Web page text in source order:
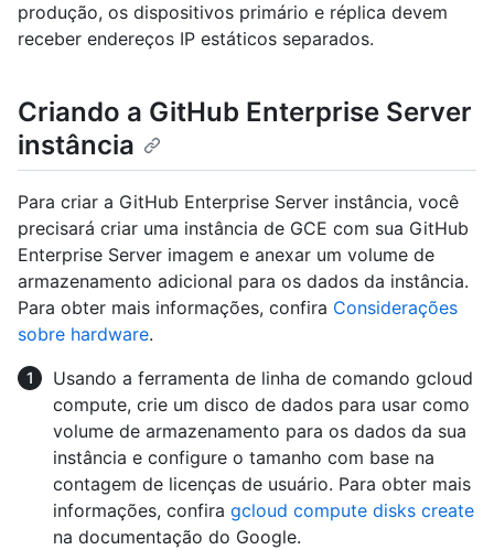
produção, os dispositivos primário e réplica devem
receber endereços IP estáticos separados.
Criando a GitHub Enterprise Server
instância
Para criar a GitHub Enterprise Server instância, você
precisará criar uma instância de GCE com sua GitHub
Enterprise Server imagem e anexar um volume de
armazenamento adicional para os dados da instância.
Para obter mais informações, confira Considerações
sobre hardware.
Usando a ferramenta de linha de comando gcloud
compute, crie um disco de dados para usar como
volume de armazenamento para os dados da sua
instância e configure o tamanho com base na
contagem de licenças de usuário. Para obter mais
informações, confira gcloud compute disks create
na documentação do Google.